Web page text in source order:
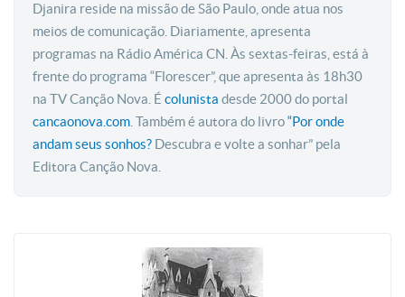
Djanira reside na missão de São Paulo, onde atua nos
meios de comunicação. Diariamente, apresenta
programas na Rádio América CN. Às sextas-feiras, está à
frente do programa “Florescer”, que apresenta às 18h30
na TV Canção Nova. É colunista desde 2000 do portal
cancaonova.com. Também é autora do livro“Por onde
andam seus sonhos? Descubra e volte a sonhar” pela
Editora Canção Nova.